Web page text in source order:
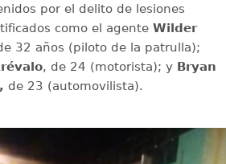
por el delito de lesiones
como el agente Wilder
32 años (piloto de la patrulla);
, de 24 (motorista); y Bryan
de 23 (automovilista).